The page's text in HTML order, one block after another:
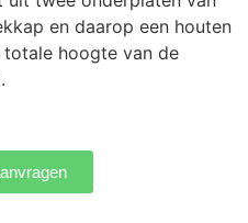
en daarop een houten
totale hoogte van de